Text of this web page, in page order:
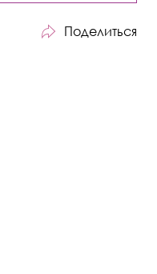
Поделиться